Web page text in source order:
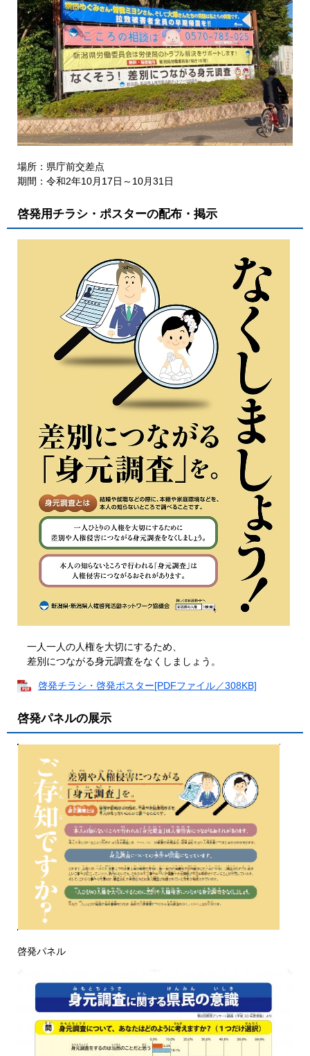
場所：県庁前交差点
期間：令和2年10月17日～10月31日
啓発用チラシ・ポスターの配布・掲示
一人一人の人権を大切にするため、
差別につながる身元調査をなくしましょう。
啓発チラシ・啓発ポスター[PDFファイル／308KB]
啓発パネルの展示
啓発パネル